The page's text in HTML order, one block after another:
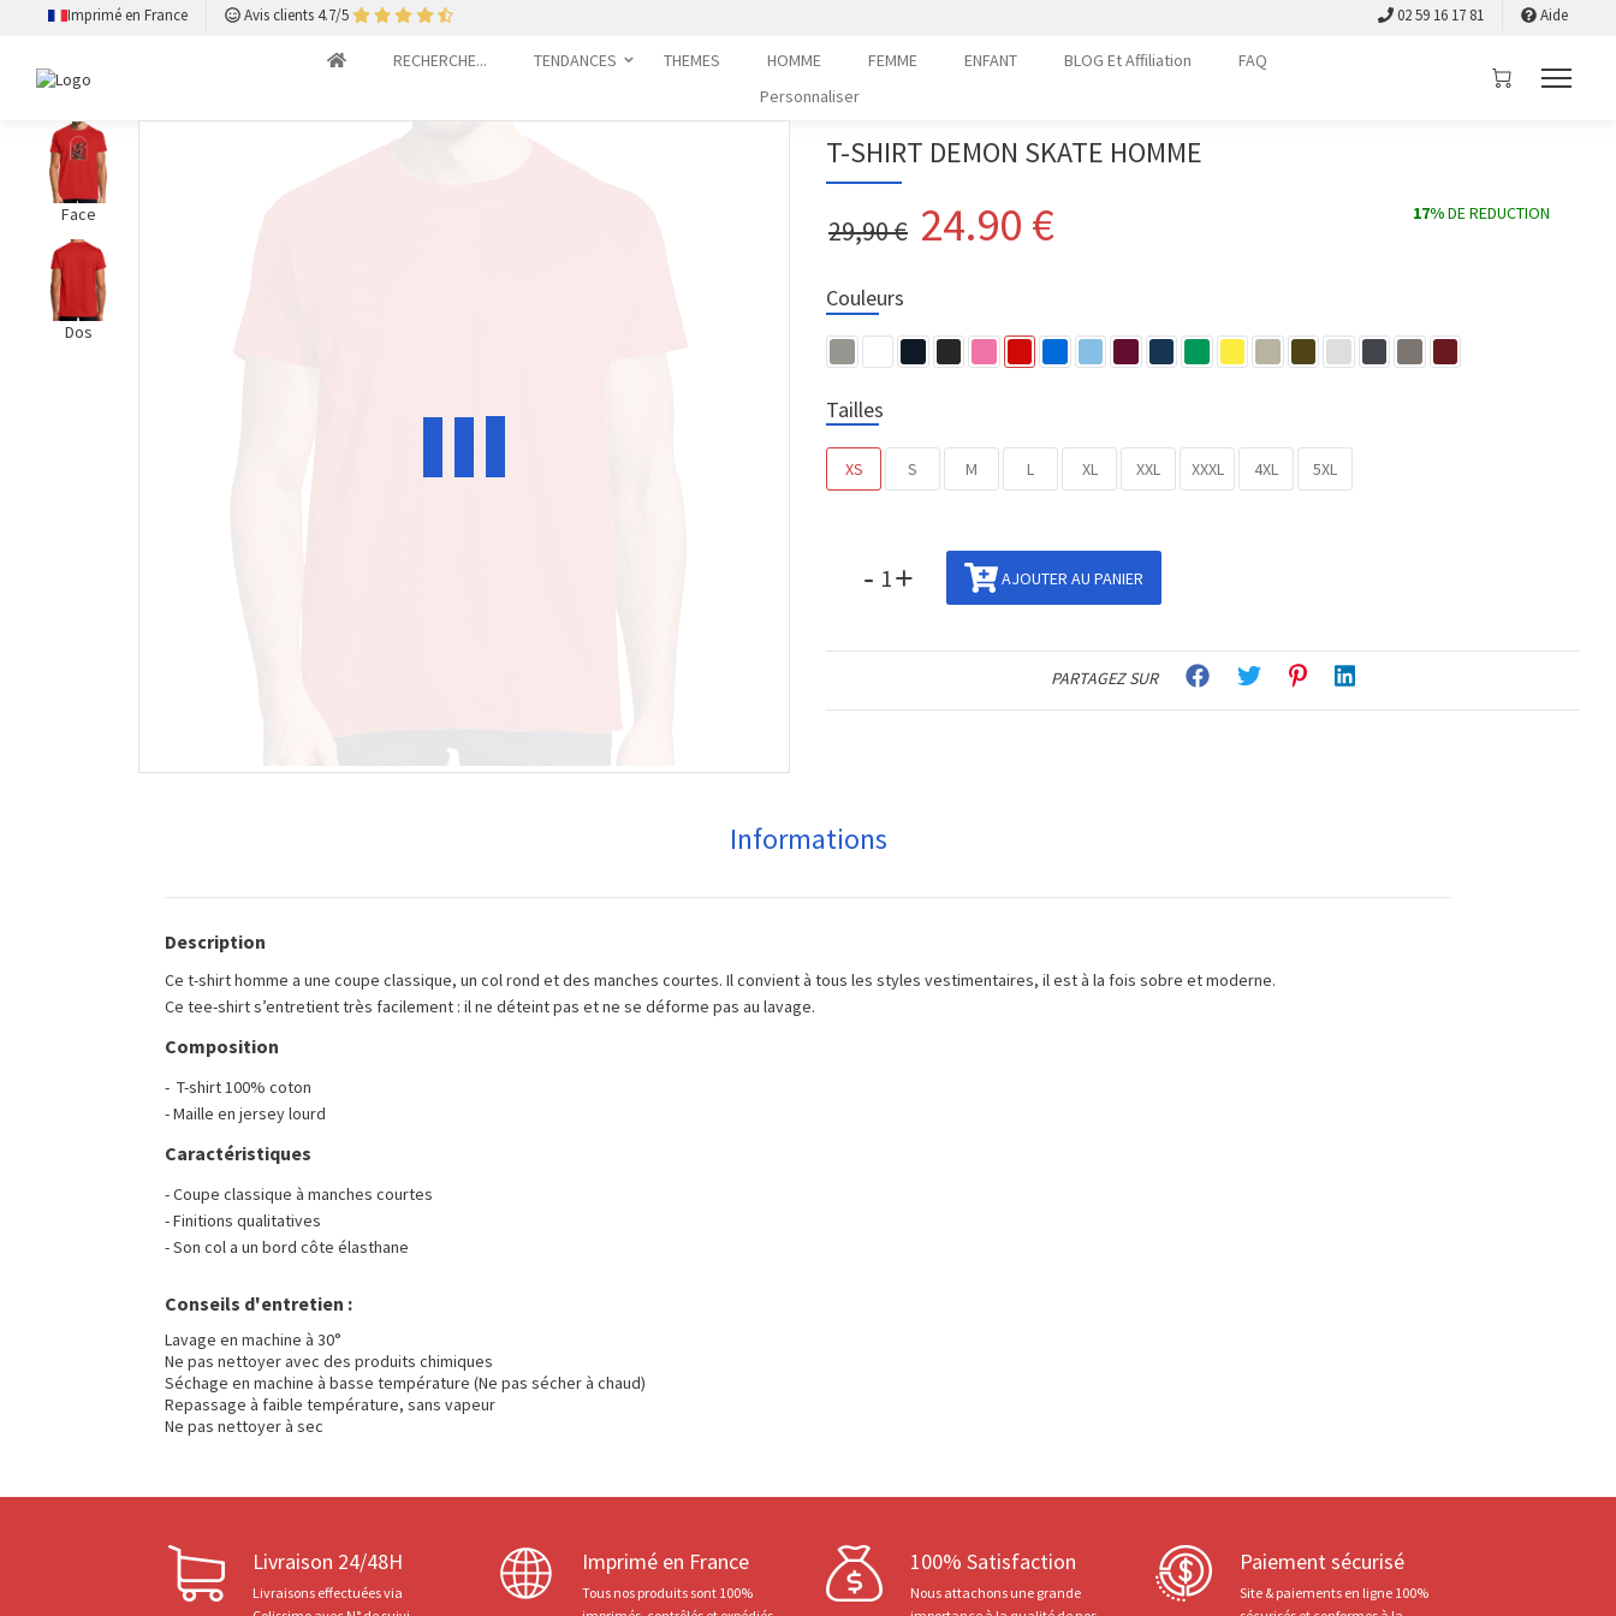
Imprimé en France Avis clients 4.7/5 02 59 16 17 81 Aide
RECHERCHE... TENDANCES THEMES HOMME FEMME ENFANT BLOG Et Affiliation
FAQ
Personnaliser
Face
Dos
T-SHIRT DEMON SKATE HOMME
29,90 € 24.90 € 17%DE REDUCTION
Couleurs
Tailles
XS S M L XL XXL XXXL 4XL 5XL
- + AJOUTER AU PANIER
PARTAGEZ SUR
Informations
Description
Ce t-shirt homme a une coupe classique, un col rond et des manches courtes. Il convient à tous les styles vestimentaires, il est à la fois sobre et moderne.
Ce tee-shirt s’entretient très facilement : il ne déteint pas et ne se déforme pas au lavage.
Composition
- T-shirt 100% coton
- Maille en jersey lourd
Caractéristiques
- Coupe classique à manches courtes
- Finitions qualitatives
- Son col a un bord côte élasthane
Conseils d'entretien :
Lavage en machine à 30°
Ne pas nettoyer avec des produits chimiques
Séchage en machine à basse température (Ne pas sécher à chaud)
Repassage à faible température, sans vapeur
Ne pas nettoyer à sec
Livraison 24/48H
Livraisons effectuées via
Imprimé en France
Tous nos produits sont 100%
100% Satisfaction
Nous attachons une grande
Paiement sécurisé
Site & paiements en ligne 100%